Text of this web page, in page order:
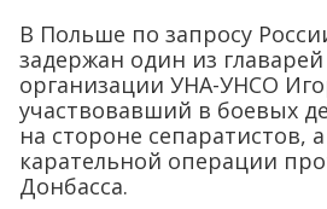
В Польше по запросу
задержан один из
организации УНА-УНСО
участвовавший в боевых
на стороне сепаратистов,
карательной операции
Донбасса.